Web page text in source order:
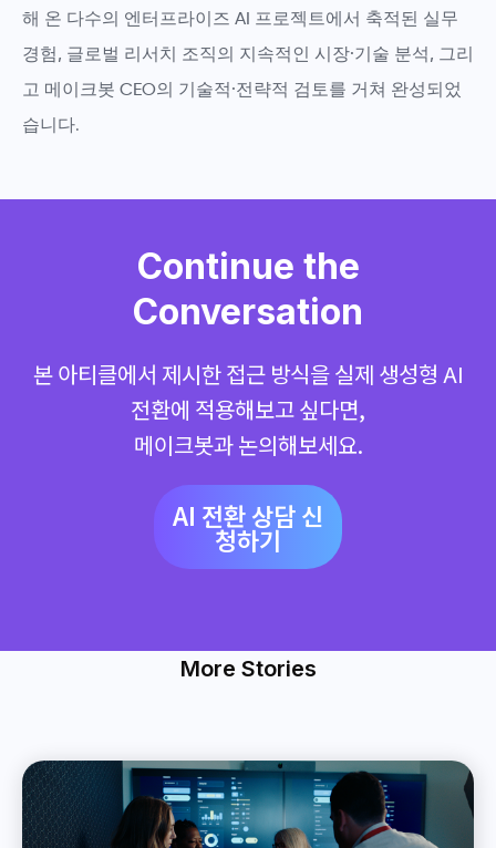
해 온 다수의 엔터프라이즈 AI 프로젝트에서 축적된 실무
경험, 글로벌 리서치 조직의 지속적인 시장·기술 분석, 그리
고 메이크봇 CEO의 기술적·전략적 검토를 거쳐 완성되었
습니다.
Continue the
Conversation
본 아티클에서 제시한 접근 방식을 실제 생성형 AI
전환에 적용해보고 싶다면,
메이크봇과 논의해보세요.
AI 전환 상담 신
청하기
More Stories